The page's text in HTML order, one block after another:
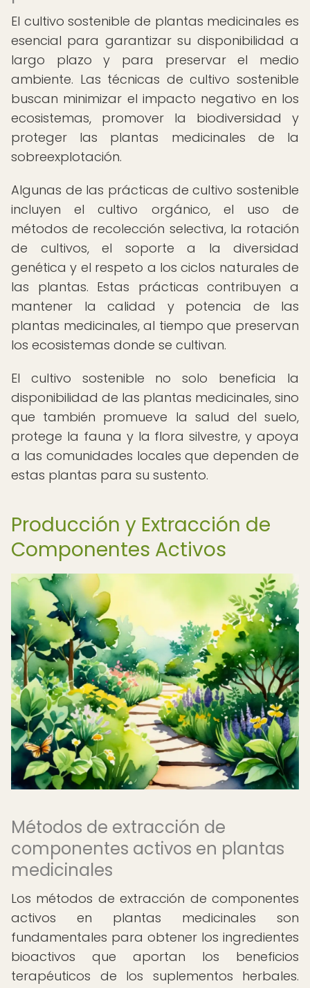
El cultivo sostenible de plantas medicinales es
esencial para garantizar su disponibilidad a
largo plazo y para preservar el medio
ambiente. Las técnicas de cultivo sostenible
buscan minimizar el impacto negativo en los
ecosistemas, promover la biodiversidad y
proteger las plantas medicinales de la
sobreexplotación.
Algunas de las prácticas de cultivo sostenible
incluyen el cultivo orgánico, el uso de
métodos de recolección selectiva, la rotación
de cultivos, el soporte a la diversidad
genética y el respeto a los ciclos naturales de
las plantas. Estas prácticas contribuyen a
mantener la calidad y potencia de las
plantas medicinales, al tiempo que preservan
los ecosistemas donde se cultivan.
El cultivo sostenible no solo beneficia la
disponibilidad de las plantas medicinales, sino
que también promueve la salud del suelo,
protege la fauna y la flora silvestre, y apoya
a las comunidades locales que dependen de
estas plantas para su sustento.
Producción y Extracción de
Componentes Activos
Métodos de extracción de
componentes activos en plantas
medicinales
Los métodos de extracción de componentes
activos en plantas medicinales son
fundamentales para obtener los ingredientes
bioactivos que aportan los beneficios
terapéuticos de los suplementos herbales.